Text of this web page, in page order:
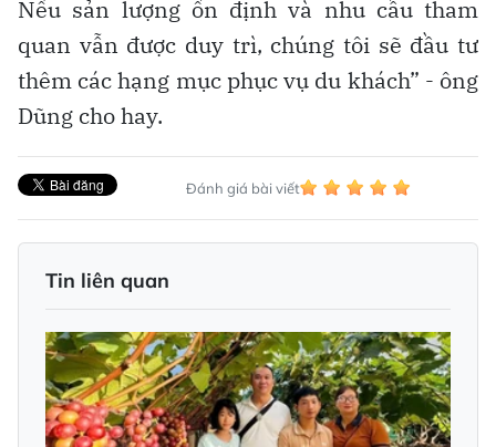
Nếu sản lượng ổn định và nhu cầu tham
quan vẫn được duy trì, chúng tôi sẽ đầu tư
thêm các hạng mục phục vụ du khách” - ông
Dũng cho hay.
Đánh giá bài viết
Tin liên quan